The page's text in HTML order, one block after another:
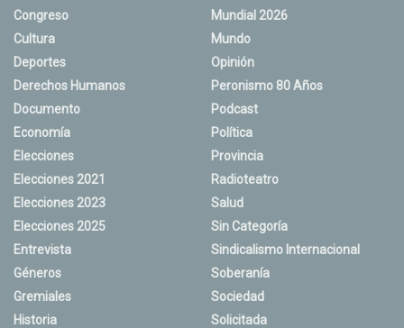
Congreso
Cultura
Deportes
Derechos Humanos
Documento
Economía
Elecciones
Elecciones 2021
Elecciones 2023
Elecciones 2025
Entrevista
Géneros
Gremiales
Historia
Mundial 2026
Mundo
Opinión
Peronismo 80 Años
Podcast
Política
Provincia
Radioteatro
Salud
Sin Categoría
Sindicalismo Internacional
Soberanía
Sociedad
Solicitada